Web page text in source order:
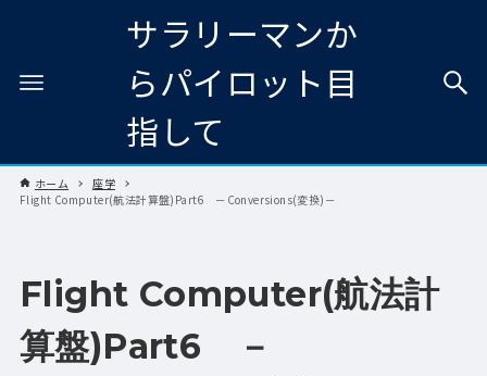
サラリーマンか
らパイロット目
指して
ホーム
座学
Flight Computer(航法計算盤)Part6 －Conversions(変換)－
Flight Computer(航法計
算盤)Part6 －